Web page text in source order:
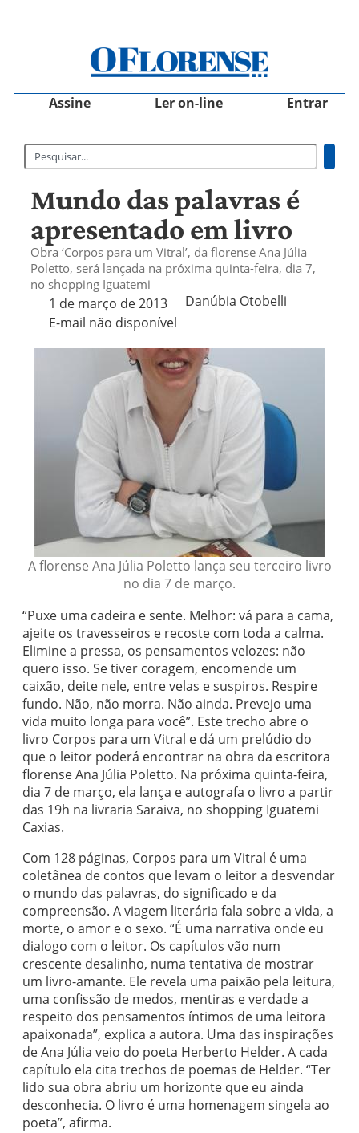
Assine Ler on-line Entrar
Mundo das palavras é
apresentado em livro
Obra ‘Corpos para um Vitral’, da florense Ana Júlia
Poletto, será lançada na próxima quinta-feira, dia 7,
no shopping Iguatemi
1 de março de 2013
Danúbia Otobelli 
E-mail não disponível
A florense Ana Júlia Poletto lança seu terceiro livro
no dia 7 de março.
“Puxe uma cadeira e sente. Melhor: vá para a cama,
ajeite os travesseiros e recoste com toda a calma.
Elimine a pressa, os pensamentos velozes: não
quero isso. Se tiver coragem, encomende um
caixão, deite nele, entre velas e suspiros. Respire
fundo. Não, não morra. Não ainda. Prevejo uma
vida muito longa para você”. Este trecho abre o
livro Corpos para um Vitral e dá um prelúdio do
que o leitor poderá encontrar na obra da escritora
florense Ana Júlia Poletto. Na próxima quinta-feira,
dia 7 de março, ela lança e autografa o livro a partir
das 19h na livraria Saraiva, no shopping Iguatemi
Caxias.
Com 128 páginas, Corpos para um Vitral é uma
coletânea de contos que levam o leitor a desvendar
o mundo das palavras, do significado e da
compreensão. A viagem literária fala sobre a vida, a
morte, o amor e o sexo. “É uma narrativa onde eu
dialogo com o leitor. Os capítulos vão num
crescente desalinho, numa tentativa de mostrar
um livro-amante. Ele revela uma paixão pela leitura,
uma confissão de medos, mentiras e verdade a
respeito dos pensamentos íntimos de uma leitora
apaixonada”, explica a autora. Uma das inspirações
de Ana Júlia veio do poeta Herberto Helder. A cada
capítulo ela cita trechos de poemas de Helder. “Ter
lido sua obra abriu um horizonte que eu ainda
desconhecia. O livro é uma homenagem singela ao
poeta”, afirma.